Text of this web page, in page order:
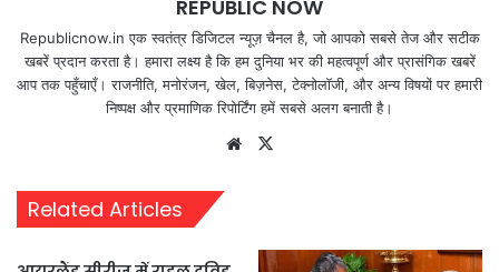
REPUBLIC NOW
Republicnow.in एक स्वतंत्र डिजिटल न्यूज़ चैनल है, जो आपको सबसे तेज और सटीक
खबरें प्रदान करता है। हमारा लक्ष्य है कि हम दुनिया भर की महत्वपूर्ण और प्रासंगिक खबरें
आप तक पहुँचाएँ। राजनीति, मनोरंजन, खेल, बिज़नेस, टेक्नोलॉजी, और अन्य विषयों पर हमारी
निष्पक्ष और प्रमाणिक रिपोर्टिंग हमें सबसे अलग बनाती है।
Website
Related Articles